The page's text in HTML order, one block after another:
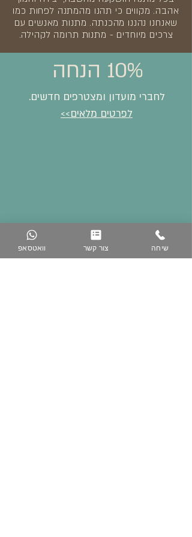
אהבה. מקווים כי תהנו מהמתנה לפחות כמו
שאנחנו נהננו מהכנתה. מתנות מאנשים עם
צרכים מיוחדים - מתנות תרומה לקהילה.
10% הנחה
לחברי מועדון ומצטרפים חדשים.
לפרטים מלאים>>
וואטסאפ צור קשר שיחה